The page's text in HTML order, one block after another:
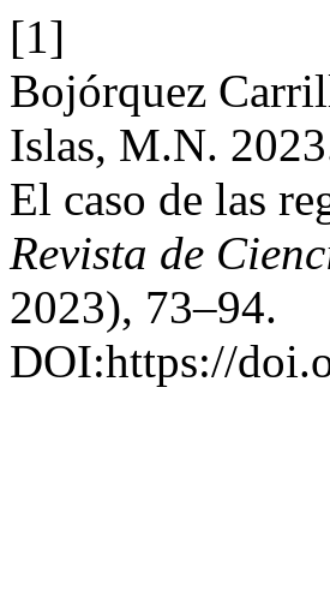
[1]
Bojórquez
Islas, M.N.
El caso de las
Revista de
2023), 73–94.
DOI:https://